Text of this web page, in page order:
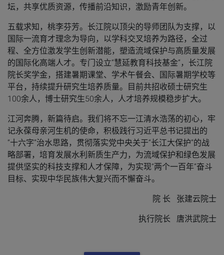
坛，共享优质资源，传播前沿知识，激励青年创新。
五载求知，桃李芬芳。 长江院以顶尖的导师团队为支撑，以
国际一流育才理念为导向，以学科交叉培养为路径，全过
程、全方位激发学生创新潜能，塑造流域保护与高质量发展
的国际化高端人才。专门设立“慧延教育科技基金”，长江院
院长奖学金，搭建暑期课堂、学术午餐会、国际暑期学校等
平台，持续提升研究生培养质量。目前共招收硕士研究生
100余人，博士研究生50余人，人才培养规模稳步扩大。
江河奔腾，新篇待启。我们将不忘一江清水浩荡的初心，牢
记永葆母亲河生机的使命，积极践行习近平总书记提出的
“十六字”治水思路，贯彻落实党中央关于“长江大保护”的战
略部署，培育发展水利新质生产力，为流域保护和绿色发展
提供坚实的科技支撑和人才保障，为实现“两个一百年”奋斗
目标、实现中华民族伟大复兴而不懈奋斗。
院 长 张建云院士
执行院长 唐洪武院士